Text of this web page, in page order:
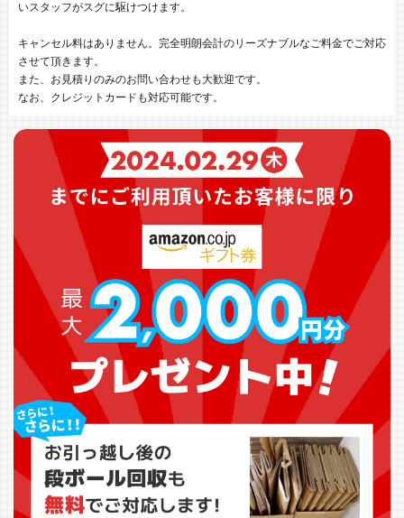
いスタッフがスグに駆けつけます。
キャンセル料はありません。完全明朗会計のリーズナブルなご料金でご対応
させて頂きます。
また、お見積りのみのお問い合わせも大歓迎です。
なお、クレジットカードも対応可能です。